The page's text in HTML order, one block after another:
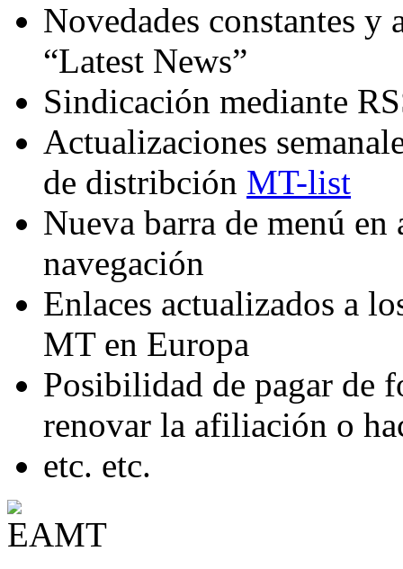
Novedades constantes y
“Latest News”
Sindicación mediante
Actualizaciones
de distribción MT-list
Nueva barra de menú en
navegación
Enlaces actualizados a
MT en Europa
Posibilidad de pagar de
renovar la afiliación o
etc. etc.